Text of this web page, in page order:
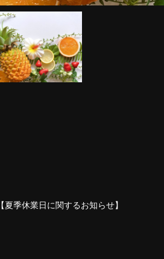
【夏季休業日に関するお知らせ】